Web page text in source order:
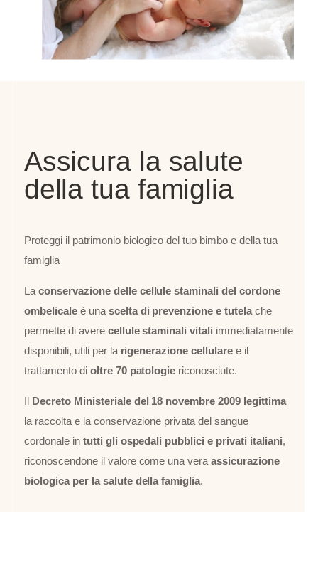
Assicura la salute
della tua famiglia
Proteggi il patrimonio biologico del tuo bimbo e della tua
famiglia
La conservazione delle cellule staminali del cordone
ombelicaleè una scelta di prevenzione e tutela che
permette di avere cellule staminali vitali immediatamente
disponibili, utili per la rigenerazione cellulare e il
trattamento di oltre 70 patologie riconosciute.
Il Decreto Ministeriale del 18 novembre 2009 legittima
la raccolta e la conservazione privata del sangue
cordonale in tutti gli ospedali pubblici e privati italiani,
riconoscendone il valore come una veraassicurazione
biologica per la salute della famiglia.